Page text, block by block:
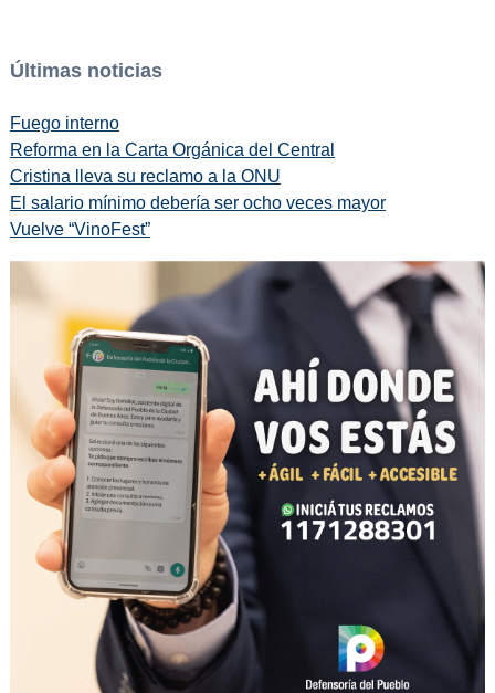
Últimas noticias
Fuego interno
Reforma en la Carta Orgánica del Central
Cristina lleva su reclamo a la ONU
El salario mínimo debería ser ocho veces mayor
Vuelve “VinoFest”